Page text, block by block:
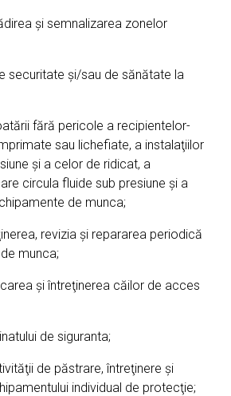
şi semnalizarea zonelor
securitate şi/sau de sănătate la
fără pericole a recipientelor-
sau lichefiate, a instalaţiilor
şi a celor de ridicat, a
circula fluide sub presiune şi a
de munca;
revizia şi repararea periodică
munca;
şi întreţinerea căilor de acces
de siguranta;
de păstrare, întreţinere şi
individual de protecţie;